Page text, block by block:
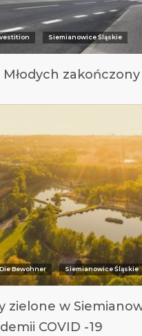
Siemianowice Śląskie
zakończony
Bewohner Siemianowice Śląskie
zielone w
COVID -19